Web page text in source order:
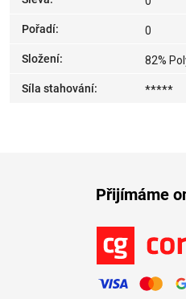
Pořadí: 0
Složení: 82%
Síla stahování: *****
Přijímáme